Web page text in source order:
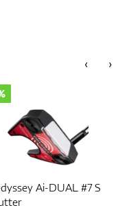
‹ ›
Odyssey Ai-ONE
Square 2 Square Jailbird